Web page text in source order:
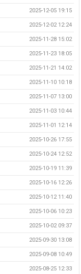
2025-12-05 19:15
2025-12-02 12:24
2025-11-28 15:02
2025-11-23 18:05
2025-11-21 14:02
2025-11-10 10:18
2025-11-07 13:00
2025-11-03 10:44
2025-11-01 12:14
2025-10-26 17:55
2025-10-24 12:52
2025-10-19 11:39
2025-10-16 12:26
2025-10-12 11:40
2025-10-06 10:23
2025-10-02 09:37
2025-09-30 13:08
2025-09-08 10:49
2025-08-25 12:33